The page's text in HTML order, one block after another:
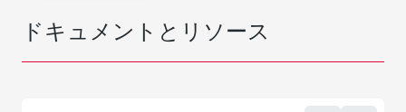
ドキュメントとリソース